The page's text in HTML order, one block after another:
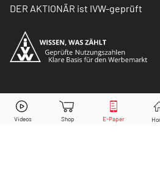
Wacker Neuson Aktie jetzt handeln?
DER AKTIONÄR ist IVW-geprüft
© Copyright 2026